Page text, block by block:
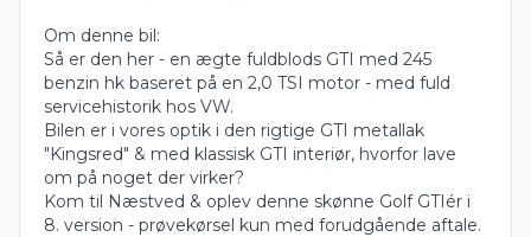
Om denne bil:
Så er den her - en ægte fuldblods GTI med 245
benzin hk baseret på en 2,0 TSI motor - med fuld
servicehistorik hos VW.
Bilen er i vores optik i den rigtige GTI metallak
"Kingsred" & med klassisk GTI interiør, hvorfor lave
om på noget der virker?
Kom til Næstved & oplev denne skønne Golf GTIér i
8. version - prøvekørsel kun med forudgående aftale.